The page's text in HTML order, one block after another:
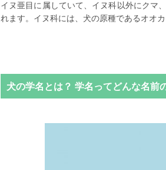
イヌ亜目に属していて、イヌ科以外にクマ
れます。イヌ科には、犬の原種であるオオ
犬の学名とは？ 学名ってどんな名前